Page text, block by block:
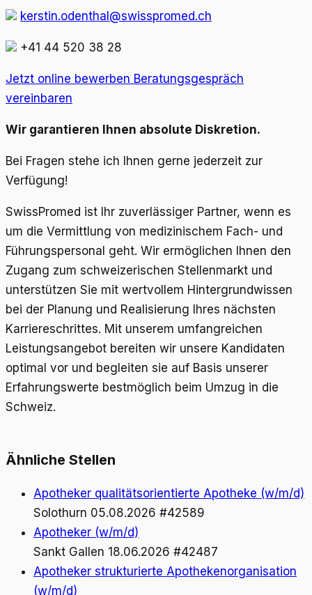
kerstin.odenthal@swisspromed.ch
+41 44 520 38 28
Jetzt online bewerben Beratungsgespräch
vereinbaren
Wir garantieren Ihnen absolute Diskretion.
Bei Fragen stehe ich Ihnen gerne jederzeit zur
Verfügung!
SwissPromed ist Ihr zuverlässiger Partner, wenn es
um die Vermittlung von medizinischem Fach- und
Führungspersonal geht. Wir ermöglichen Ihnen den
Zugang zum schweizerischen Stellenmarkt und
unterstützen Sie mit wertvollem Hintergrundwissen
bei der Planung und Realisierung Ihres nächsten
Karriereschrittes. Mit unserem umfangreichen
Leistungsangebot bereiten wir unsere Kandidaten
optimal vor und begleiten sie auf Basis unserer
Erfahrungswerte bestmöglich beim Umzug in die
Schweiz.
Ähnliche Stellen
Apotheker qualitätsorientierte Apotheke (w/m/d)
Solothurn 05.08.2026 #42589
Apotheker (w/m/d)
Sankt Gallen 18.06.2026 #42487
Apotheker strukturierte Apothekenorganisation
(w/m/d)